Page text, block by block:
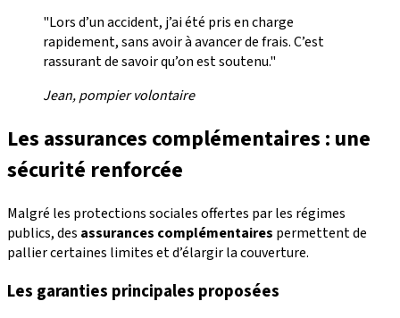
"Lors d’un accident, j’ai été pris en charge
rapidement, sans avoir à avancer de frais. C’est
rassurant de savoir qu’on est soutenu."
Jean, pompier volontaire
Les assurances complémentaires : une
sécurité renforcée
Malgré les protections sociales offertes par les régimes
publics, des assurances complémentaires permettent de
pallier certaines limites et d’élargir la couverture.
Les garanties principales proposées